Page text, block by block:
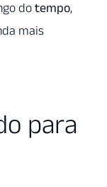
do tempo,
mais
para